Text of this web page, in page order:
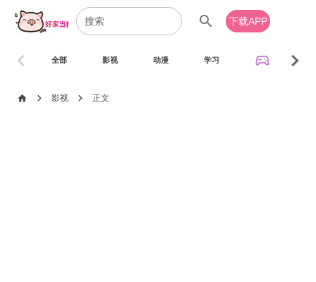
search 下载APP
全部 影视 动漫 学习 sports_esports
chevron_left chevron_right
home chevron_right 影视 chevron_right 正文